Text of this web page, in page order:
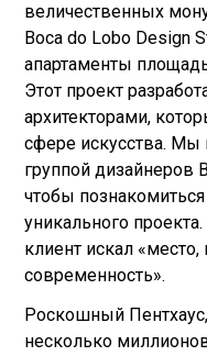
величественных
Boca do Lobo Design
апартаменты
Этот проект
архитекторами,
сфере искусства. Мы
группой дизайнеров
чтобы
уникального
клиент искал «место,
современность».
Роскошный
несколько